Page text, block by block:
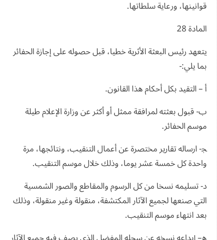
قوانينها، ورعاية سلطاتها.
المادة 28
يتعهد رئيس البعثة الأثرية خطيا، قبل حصوله على إجازة الحفائر
بما يلي:-
أ‌ – التقيد بكل أحكام هذا القانون.
ب- قبول بعثته لمرافقة ممثل أو أكثر عن وزارة الإعلام طيلة
موسم الحفائر.
ﺠ- ارساله تقارير مختصرة عن أعمال التنقيب، ونتائجها، مرة
واحدة كل خمسة عشر يوما، وذلك خلال موسم التنقيب.
د- تسليمه نسخا من كل الرسوم والمقاطع والصور الشمسية
التي صنعها لجميع الآثار المكتشفة، منقولة وغير منقولة، وذلك
بعد انتهاء موسم التنقيب.